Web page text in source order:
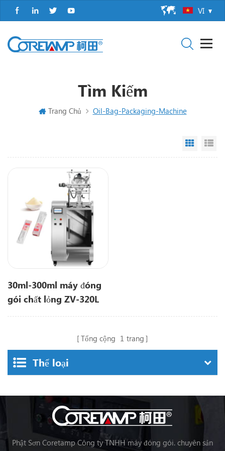
VI
Tìm Kiếm
Trang Chủ Oil-Bag-Packaging-Machine
Grid
30ml-300ml máy đóng
gói chất lỏng ZV-320L
Tổng cộng 1 trang
Thể loại
Phật Sơn Coretamp Công ty TNHH máy đóng gói. chuyên sản